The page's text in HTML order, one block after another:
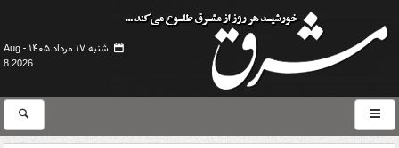
شنبه ۱۷ مرداد ۱۴۰۵ -
Aug
8 2026